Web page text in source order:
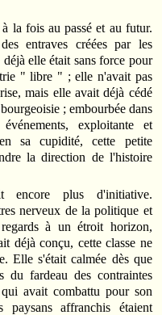
la fois au passé et au futur.
entraves créées par les
elle était sans force pour
" libre " ; elle n'avait pas
mais elle avait déjà cédé
; embourbée dans
exploitante et
sa cupidité, cette petite
la direction de l'histoire
encore plus d'initiative.
nerveux de la politique et
à un étroit horizon,
déjà conçu, cette classe ne
Elle s'était calmée dès que
du fardeau des contraintes
avait combattu pour son
affranchis étaient